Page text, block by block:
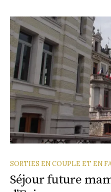
SORTIES EN COUPLE ET EN
Séjour future